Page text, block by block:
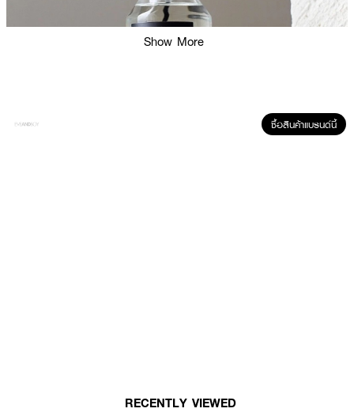
Show More
ซื้อสินค้าแบรนด์นี้
RECENTLY VIEWED